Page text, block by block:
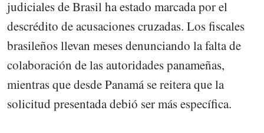
judiciales de Brasil ha estado marcada por el
descrédito de acusaciones cruzadas. Los fiscales
brasileños llevan meses denunciando la falta de
colaboración de las autoridades panameñas,
mientras que desde Panamá se reitera que la
solicitud presentada debió ser más específica.